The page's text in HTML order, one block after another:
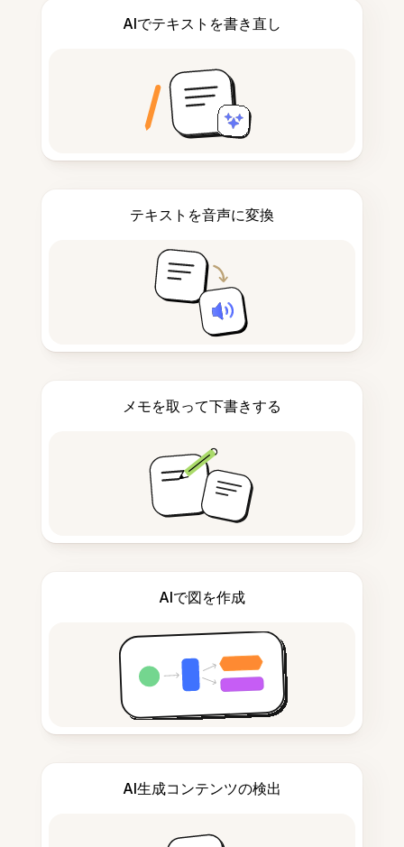
AIでテキストを書き直し
テキストを音声に変換
メモを取って下書きする
AIで図を作成
AI生成コンテンツの検出